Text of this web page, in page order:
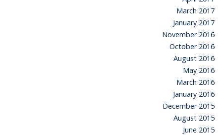
March 2017
January 2017
November 2016
October 2016
August 2016
May 2016
March 2016
January 2016
December 2015
August 2015
June 2015